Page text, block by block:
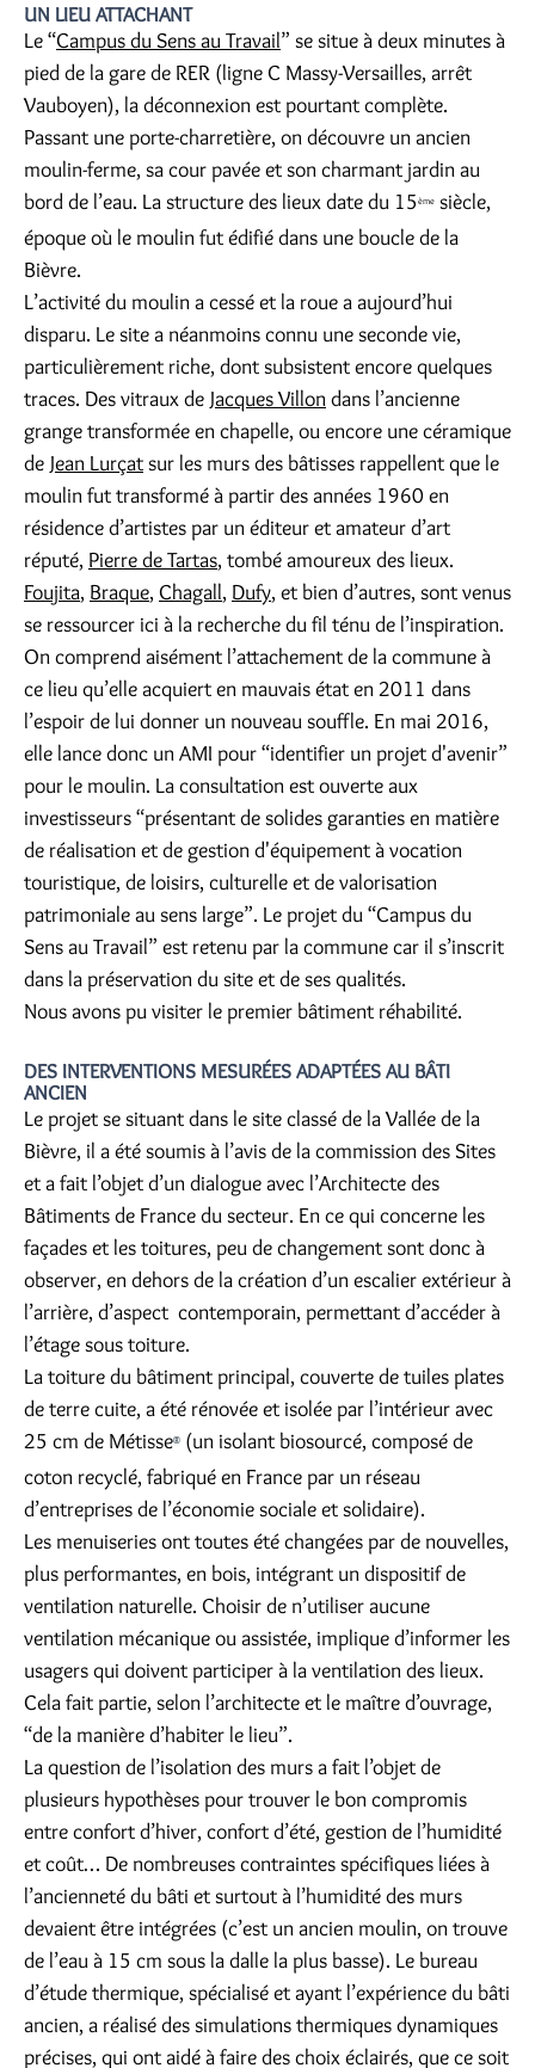
UN LIEU ATTACHANT
Le “Campus du Sens au Travail” se situe à deux minutes à
pied de la gare de RER (ligne C Massy-Versailles, arrêt
Vauboyen), la déconnexion est pourtant complète.
Passant une porte-charretière, on découvre un ancien
moulin-ferme, sa cour pavée et son charmant jardin au
bord de l’eau. La structure des lieux date du 15 ème siècle,
époque où le moulin fut édifié dans une boucle de la
Bièvre.
L’activité du moulin a cessé et la roue a aujourd’hui
disparu. Le site a néanmoins connu une seconde vie,
particulièrement riche, dont subsistent encore quelques
traces. Des vitraux de Jacques Villondans l’ancienne
grange transformée en chapelle, ou encore une céramique
de Jean Lurçatsur les murs des bâtisses rappellent que le
moulin fut transformé à partir des années 1960 en
résidence d’artistes par un éditeur et amateur d’art
réputé, Pierre de Tartas, tombé amoureux des lieux.
Foujita, Braque, Chagall, Dufy, et bien d’autres, sont venus
se ressourcer ici à la recherche du fil ténu de l’inspiration.
On comprend aisément l’attachement de la commune à
ce lieu qu’elle acquiert en mauvais état en 2011 dans
l’espoir de lui donner un nouveau souffle. En mai 2016,
elle lance donc un AMI pour “identifier un projet d'avenir”
pour le moulin. La consultation est ouverte aux
investisseurs “présentant de solides garanties en matière
de réalisation et de gestion d'équipement à vocation
touristique, de loisirs, culturelle et de valorisation
patrimoniale au sens large”. Le projet du “Campus du
Sens au Travail” est retenu par la commune car il s’inscrit
dans la préservation du site et de ses qualités.
Nous avons pu visiter le premier bâtiment réhabilité.
DES INTERVENTIONS MESURÉES ADAPTÉES AU BÂTI
ANCIEN
Le projet se situant dans le site classé de la Vallée de la
Bièvre, il a été soumis à l’avis de la commission des Sites
et a fait l’objet d’un dialogue avec l’Architecte des
Bâtiments de France du secteur. En ce qui concerne les
façades et les toitures, peu de changement sont donc à
observer, en dehors de la création d’un escalier extérieur à
l’arrière, d’aspect contemporain, permettant d’accéder à
l’étage sous toiture.
La toiture du bâtiment principal, couverte de tuiles plates
de terre cuite, a été rénovée et isolée par l’intérieur avec
25 cm de Métisse® (un isolant biosourcé, composé de
coton recyclé, fabriqué en France par un réseau
d’entreprises de l’économie sociale et solidaire).
Les menuiseries ont toutes été changées par de nouvelles,
plus performantes, en bois, intégrant un dispositif de
ventilation naturelle. Choisir de n’utiliser aucune
ventilation mécanique ou assistée, implique d’informer les
usagers qui doivent participer à la ventilation des lieux.
Cela fait partie, selon l’architecte et le maître d’ouvrage,
“de la manière d’habiter le lieu”.
La question de l’isolation des murs a fait l’objet de
plusieurs hypothèses pour trouver le bon compromis
entre confort d’hiver, confort d’été, gestion de l’humidité
et coût… De nombreuses contraintes spécifiques liées à
l’ancienneté du bâti et surtout à l’humidité des murs
devaient être intégrées (c’est un ancien moulin, on trouve
de l’eau à 15 cm sous la dalle la plus basse). Le bureau
d’étude thermique, spécialisé et ayant l’expérience du bâti
ancien, a réalisé des simulations thermiques dynamiques
précises, qui ont aidé à faire des choix éclairés, que ce soit